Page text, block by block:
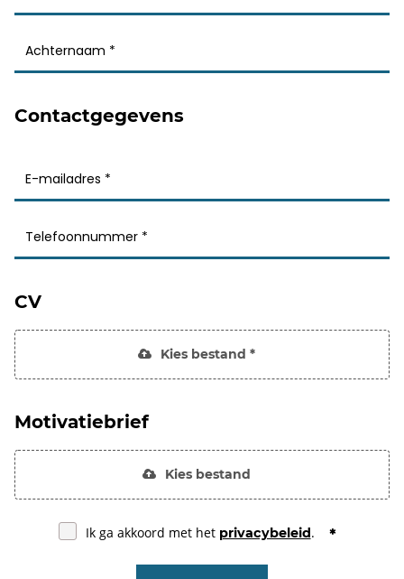
Contactgegevens
CV
Kies bestand *
Motivatiebrief
Kies bestand
Ik ga akkoord met het privacybeleid.